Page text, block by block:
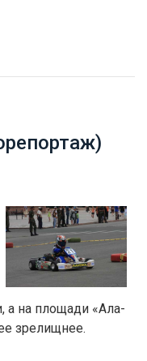
а на площади «Ала-
зрелищнее.